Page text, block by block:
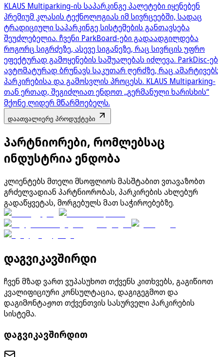
KLAUS Multiparking-ის საპარკინგე პალეტები იყენებენ
პრემიუმ კლასის ტექნოლოგიას იმ სივრცეებში, სადაც
ტრადიციული საპარკინგე სისტემების განთავსება
შეუძლებელია. ჩვენი ParkBoard-ები გადაადგილდება
როგორც სიგრძეზე, ასევე სიგანეზე, რაც სივრცის უფრო
ეფექტურად გამოყენების საშუალებას იძლევა. ParkDisc-
ავტომატურად ბრუნავს საკუთარ ღერძზე, რაც
პარკირებისა და გამოსვლის პროცესს. KLAUS Multiparking-
თან ერთად, შეგიძლიათ ენდოთ „გერმანული ხარისხის“
მქონე ლიდერ მწარმოებელს.
დაათვალიერე პროდუქტები
პარტნიორები, რომლებსაც
ინდუსტრია ენდობა
კლიენტებს მთელი მსოფლიოს მასშტაბით ვთავაზობთ
გრძელვადიან პარტნიორობას, პარკირების ახლებურ
გადაწყვეტას, მორგებულს მათ საჭიროებებზე.
დაგვიკავშირდი
ჩვენ მზად ვართ ვუპასუხოთ თქვენს კითხვებს, გაგიწიოთ
კვალიფიციური კონსულტაცია, დაგიგეგმოთ და
დაგიმონტაჟოთ თქვენთვის სასურველი პარკირების
სისტემა.
დაგვიკავშირდით